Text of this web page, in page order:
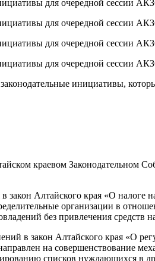
инициативы,
краевом Законодательном
Алтайского края «О налоге
организации в
без привлечения средств
в закон Алтайского края «О
на совершенствование
списков нуждающихся в